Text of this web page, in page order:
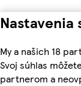
Nastavenia
My a našich 18
Svoj súhlas
partnerom a